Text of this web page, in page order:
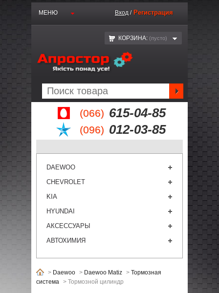
(066) 615-04-85
(096) 012-03-85
МЕНЮ Вход / Регистрация
КОРЗИНА: (пустo)
DAEWOO
CHEVROLET
KIA
HYUNDAI
АКСЕССУАРЫ
АВТОХИМИЯ
> Daewoo > Daewoo Matiz > Тормозная
система > Тормозной цилиндр